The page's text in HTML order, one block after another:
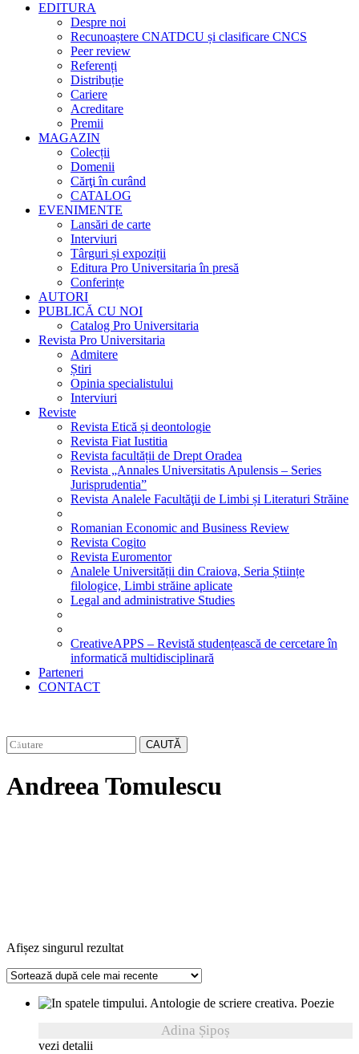
EDITURA
Despre noi
Recunoaștere CNATDCU și clasificare CNCS
Peer review
Referenți
Distribuție
Cariere
Acreditare
Premii
MAGAZIN
Colecții
Domenii
Cărţi în curând
CATALOG
EVENIMENTE
Lansări de carte
Interviuri
Târguri și expoziții
Editura Pro Universitaria în presă
Conferințe
AUTORI
PUBLICĂ CU NOI
Catalog Pro Universitaria
Revista Pro Universitaria
Admitere
Știri
Opinia specialistului
Interviuri
Reviste
Revista Etică și deontologie
Revista Fiat Iustitia
Revista facultății de Drept Oradea
Revista „Annales Universitatis Apulensis – Series
Jurisprudentia”
Revista Analele Facultăţii de Limbi și Literaturi Străine
Romanian Economic and Business Review
Revista Cogito
Revista Euromentor
Analele Universității din Craiova, Seria Științe
filologice, Limbi străine aplicate
Legal and administrative Studies
CreativeAPPS – Revistă studențească de cercetare în
informatică multidisciplinară
Parteneri
CONTACT
CAUTĂ
Andreea Tomulescu
Afișez singurul rezultat
Adina Șipoș
vezi detalii